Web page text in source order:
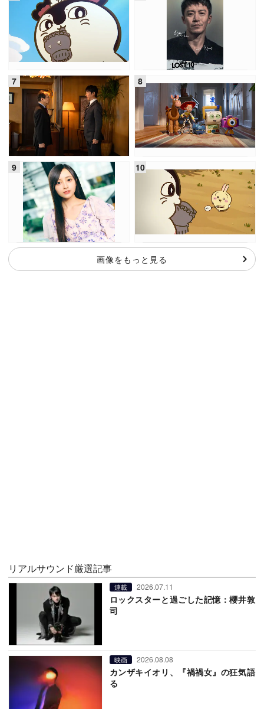
画像をもっと見る
リアルサウンド厳選記事
連載 2026.07.11
ロックスターと過ごした記憶：櫻井敦
司
映画 2026.08.08
カンザキイオリ、『禍禍女』の狂気語
る